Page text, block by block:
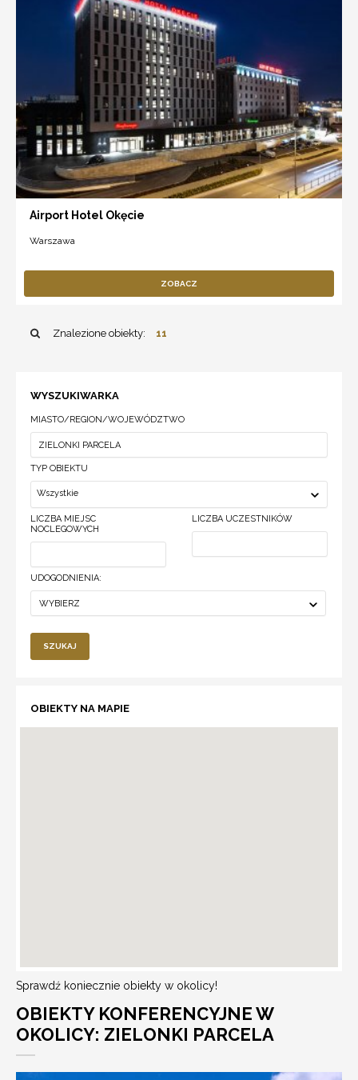
Airport Hotel Okęcie
Warszawa
ZOBACZ
Znalezione obiekty: 11
WYSZUKIWARKA
MIASTO/REGION/WOJEWÓDZTWO
TYP OBIEKTU
Wszystkie
LICZBA MIEJSC
NOCLEGOWYCH
LICZBA UCZESTNIKÓW
UDOGODNIENIA:
WYBIERZ
SZUKAJ
OBIEKTY NA MAPIE
Sprawdź koniecznie obiekty w okolicy!
OBIEKTY KONFERENCYJNE W
OKOLICY: ZIELONKI PARCELA